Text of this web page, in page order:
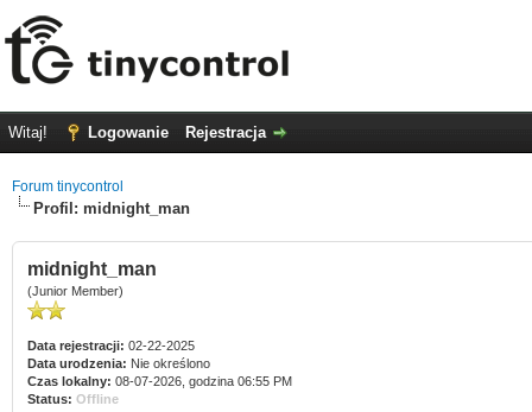
Witaj! Logowanie Rejestracja
Forum tinycontrol
Profil: midnight_man
midnight_man
(Junior Member)
Data rejestracji: 02-22-2025
Data urodzenia: Nie określono
Czas lokalny: 08-07-2026, godzina 06:55 PM
Status: Offline